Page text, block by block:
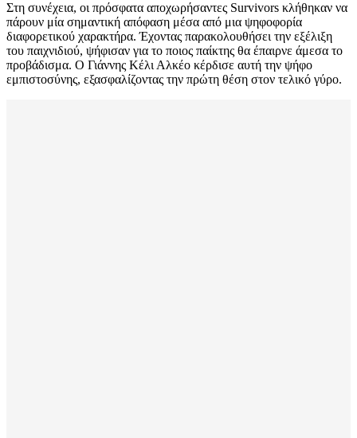
Στη συνέχεια, οι πρόσφατα αποχωρήσαντες Survivors κλήθηκαν να
πάρουν μία σημαντική απόφαση μέσα από μια ψηφοφορία
διαφορετικού χαρακτήρα. Έχοντας παρακολουθήσει την εξέλιξη
του παιχνιδιού, ψήφισαν για το ποιος παίκτης θα έπαιρνε άμεσα το
προβάδισμα. Ο Γιάννης Κέλι Αλκέο κέρδισε αυτή την ψήφο
εμπιστοσύνης, εξασφαλίζοντας την πρώτη θέση στον τελικό γύρο.